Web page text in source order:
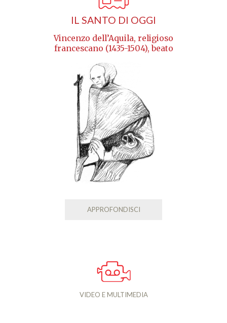
IL SANTO DI OGGI
Vincenzo dell’Aquila, religioso
francescano (1435-1504), beato
APPROFONDISCI
VIDEO E MULTIMEDIA